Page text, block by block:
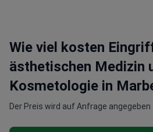
Wie viel kosten
ästhetischen Medizin
Kosmetologie in
Der Preis wird auf Anfrage angegeben